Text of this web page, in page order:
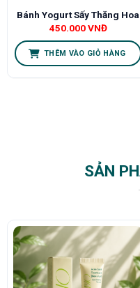
Bánh Yogurt Sấy Thăng Hoa
450.000VNĐ
THÊM VÀO GIỎ HÀNG
SẢN